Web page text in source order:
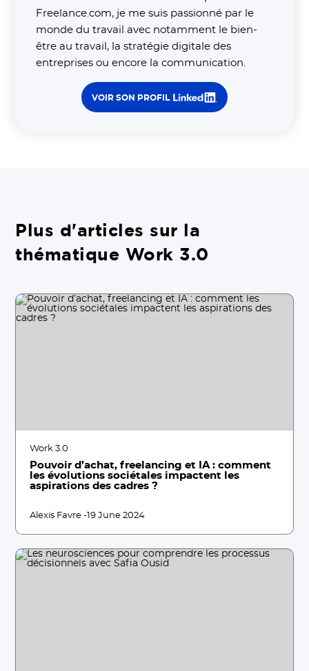
Freelance.com, je me suis passionné par le
monde du travail avec notamment le bien-
être au travail, la stratégie digitale des
entreprises ou encore la communication.
VOIR SON PROFIL
Plus d'articles sur la
thématique Work 3.0
Work 3.0
Pouvoir d’achat, freelancing et IA : comment
les évolutions sociétales impactent les
aspirations des cadres ?
Alexis Favre -19 June 2024